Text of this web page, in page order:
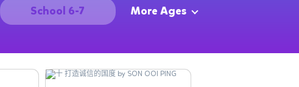
School 6-7 More Ages